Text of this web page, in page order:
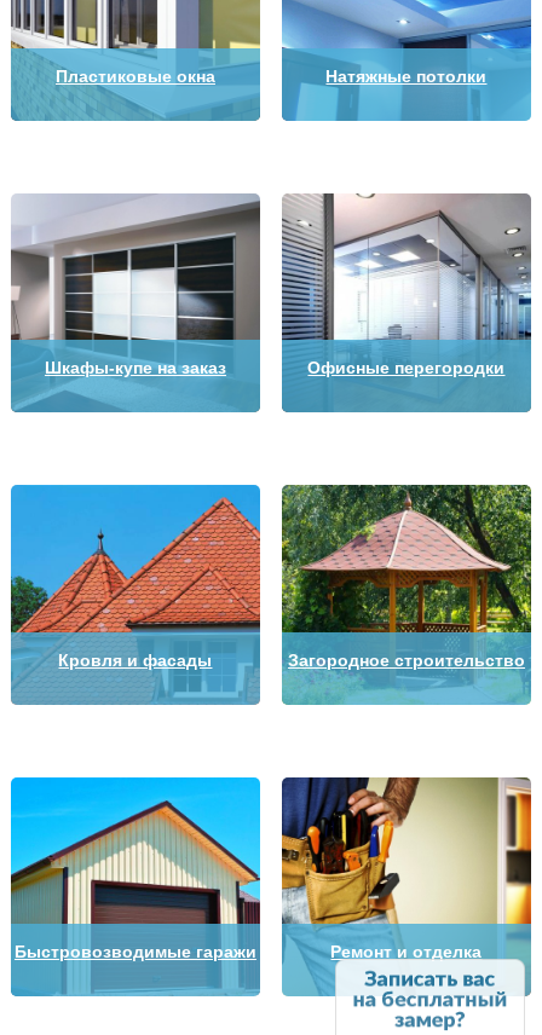
Пластиковые окна Натяжные потолки
Шкафы-купе на заказ Офисные перегородки
Кровля и фасады Загородное строительство
Быстровозводимые гаражи Ремонт и отделка